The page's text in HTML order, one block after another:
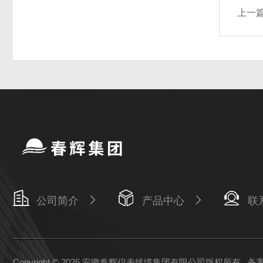
上一
公司简介 产品中心 联